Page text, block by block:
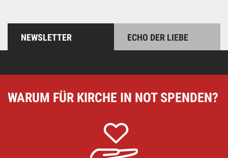
NEWSLETTER ECHO DER LIEBE
WARUM FÜR KIRCHE IN NOT SPENDEN?